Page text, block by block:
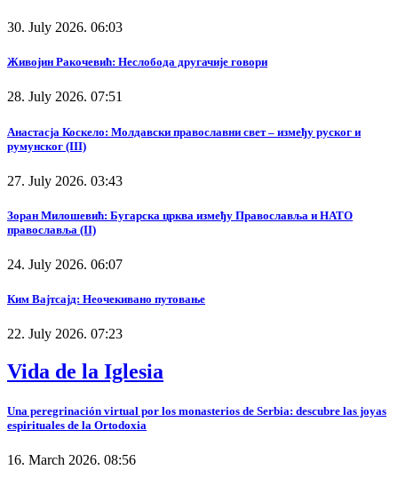
30. July 2026. 06:03
Живојин Ракочевић: Неслобода другачије говори
28. July 2026. 07:51
Анастасја Коскело: Молдавски православни свет – између руског и
румунског (III)
27. July 2026. 03:43
Зоран Милошевић: Бугарска црква између Православља и НАТО
православља (II)
24. July 2026. 06:07
Ким Вајтсајд: Неочекивано путовање
22. July 2026. 07:23
Vida de la Iglesia
Una peregrinación virtual por los monasterios de Serbia: descubre las joyas
espirituales de la Ortodoxia
16. March 2026. 08:56